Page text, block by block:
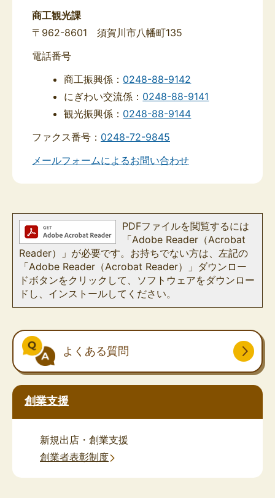
商工観光課
〒962-8601 須賀川市八幡町135
電話番号
商工振興係： 0248-88-9142
にぎわい交流係： 0248-88-9141
観光振興係： 0248-88-9144
ファクス番号： 0248-72-9845
メールフォームによるお問い合わせ
PDFファイルを閲覧するには
「Adobe Reader（Acrobat
Reader）」が必要です。お持ちでない方は、左記の
「Adobe Reader（Acrobat Reader）」ダウンロー
ドボタンをクリックして、ソフトウェアをダウンロー
ドし、インストールしてください。
よくある質問
創業支援
新規出店・創業支援
創業者表彰制度